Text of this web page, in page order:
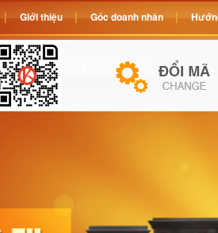
Giới thiệu Góc doanh nhân